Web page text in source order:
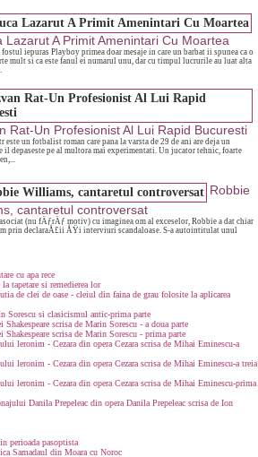
Lazarut A Primit Amenintari Cu Moartea
iepuras Playboy primea doar mesaje in care un barbat ii spunea ca o
mult si ca este fanul ei numarul unu, dar cu timpul lucrurile au luat alta
Rat-Un Profesionist Al Lui Rapid Bucuresti
este un fotbalist roman care pana la varsta de 29 de ani are deja un
il depaseste pe al multora mai experimentati. Un jucator tehnic, foarte
Robbie
cantaretul controversat
(nu fÄƒrÄƒ motiv) cu imaginea om al exceselor, Robbie a dat chiar
prin declaraÅ£ii ÅŸi interviuri scandaloase. S-a autointitulat unul
cu apa rece
tapetare si remedierea lor
de clei de oase - cleiul din faina de grau folosite la aplicarea
Sorescu si clasicismul antic-prima parte
Shakespeare scrisa de Marin Sorescu - a doua parte
Shakespeare scrisa de Marin Sorescu - prima parte
leronim - Cezara din opera Cezara scrisa de Mihai Eminescu-a
leronim - Cezara din opera Cezara scrisa de Mihai Eminescu-a treia
leronim - Cezara din opera Cezara scrisa de Mihai Eminescu-prima
Danila Prepeleac din opera Danila Prepeleac scrisa de Ion
perioada pasoptista
Samadaul din Moara cu Noroc